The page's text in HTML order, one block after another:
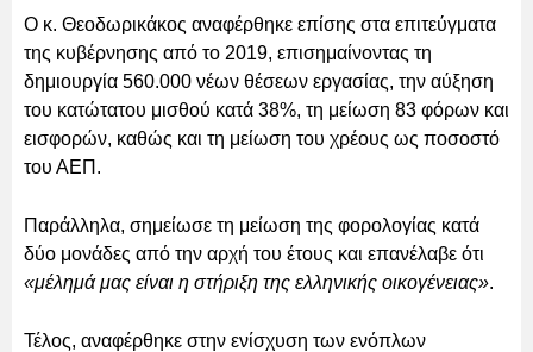
Ο κ. Θεοδωρικάκος αναφέρθηκε επίσης στα επιτεύγματα
της κυβέρνησης από το 2019, επισημαίνοντας τη
δημιουργία 560.000 νέων θέσεων εργασίας, την αύξηση
του κατώτατου μισθού κατά 38%, τη μείωση 83 φόρων και
εισφορών, καθώς και τη μείωση του χρέους ως ποσοστό
του ΑΕΠ.
Παράλληλα, σημείωσε τη μείωση της φορολογίας κατά
δύο μονάδες από την αρχή του έτους και επανέλαβε ότι
«μέλημά μας είναι η στήριξη της ελληνικής οικογένειας».
Τέλος, αναφέρθηκε στην ενίσχυση των ενόπλων